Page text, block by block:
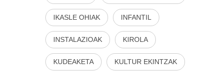
IKASLE OHIAK INFANTIL
INSTALAZIOAK KIROLA
KUDEAKETA KULTUR EKINTZAK